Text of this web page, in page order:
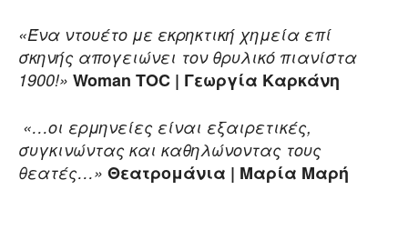
«Ένα ντουέτο με εκρηκτική χημεία επί
σκηνής απογειώνει τον θρυλικό πιανίστα
1900!» Woman TOC | Γεωργία Καρκάνη
«…οι ερμηνείες είναι εξαιρετικές,
συγκινώντας και καθηλώνοντας τους
θεατές…» Θεατρομάνια | Μαρία Μαρή